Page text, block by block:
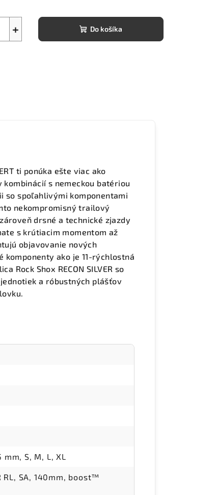
+ Do košíka
ti ponúka ešte viac ako
s nemeckou batériou
so spoľahlivými komponentami
nekompromisný trailový
drsné a technické zjazdy
s krútiacim momentom až
objavovanie nových
ako je 11-rýchlostná
Rock Shox RECON SILVER so
a róbustných plášťov
S, M, L, XL
RL, SA, 140mm, boost™